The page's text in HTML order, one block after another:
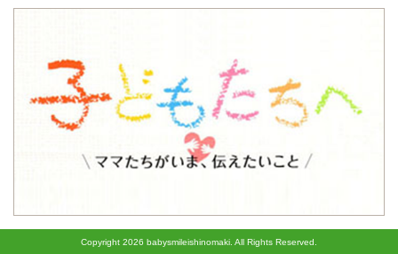
Copyright 2026 babysmileishinomaki. All Rights Reserved.